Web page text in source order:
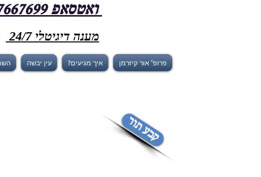
ואטסאפ 058-7667699
מענה דיגיטלי 24/7
פרופ' אור קיזרמן איך מגיעים? עין יבשה
קבע תור